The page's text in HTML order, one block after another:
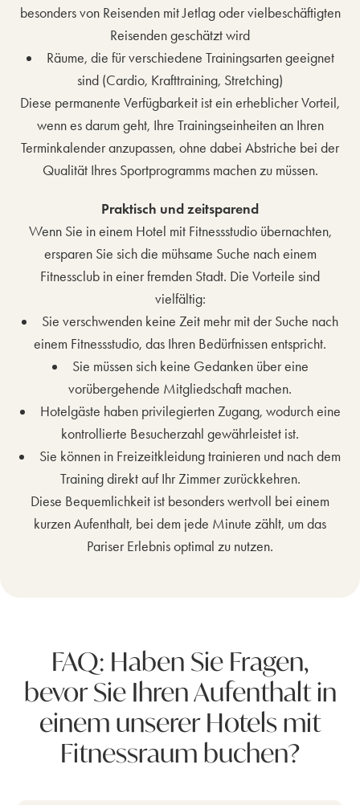
besonders von Reisenden mit Jetlag oder vielbeschäftigten
Reisenden geschätzt wird
Räume, die für verschiedene Trainingsarten geeignet
sind (Cardio, Krafttraining, Stretching)
Diese permanente Verfügbarkeit ist ein erheblicher Vorteil,
wenn es darum geht, Ihre Trainingseinheiten an Ihren
Terminkalender anzupassen, ohne dabei Abstriche bei der
Qualität Ihres Sportprogramms machen zu müssen.
Praktisch und zeitsparend
Wenn Sie in einem Hotel mit Fitnessstudio übernachten,
ersparen Sie sich die mühsame Suche nach einem
Fitnessclub in einer fremden Stadt. Die Vorteile sind
vielfältig:
Sie verschwenden keine Zeit mehr mit der Suche nach
einem Fitnessstudio, das Ihren Bedürfnissen entspricht.
Sie müssen sich keine Gedanken über eine
vorübergehende Mitgliedschaft machen.
Hotelgäste haben privilegierten Zugang, wodurch eine
kontrollierte Besucherzahl gewährleistet ist.
Sie können in Freizeitkleidung trainieren und nach dem
Training direkt auf Ihr Zimmer zurückkehren.
Diese Bequemlichkeit ist besonders wertvoll bei einem
kurzen Aufenthalt, bei dem jede Minute zählt, um das
Pariser Erlebnis optimal zu nutzen.
FAQ: Haben Sie Fragen,
bevor Sie Ihren Aufenthalt in
einem unserer Hotels mit
Fitnessraum buchen?